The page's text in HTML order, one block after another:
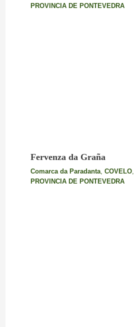
PROVINCIA DE PONTEVEDRA
Fervenza da Graña
Comarca da Paradanta, COVELO,
PROVINCIA DE PONTEVEDRA